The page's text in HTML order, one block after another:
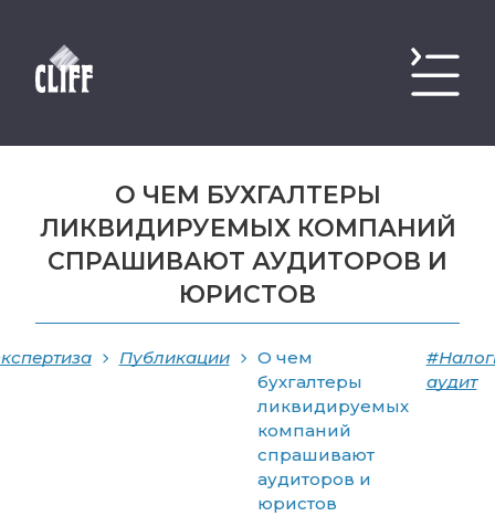
О ЧЕМ БУХГАЛТЕРЫ
ЛИКВИДИРУЕМЫХ КОМПАНИЙ
СПРАШИВАЮТ АУДИТОРОВ И
ЮРИСТОВ
Публикации
О чем
бухгалтеры
ликвидируемых
компаний
спрашивают
аудиторов и
юристов
аудит